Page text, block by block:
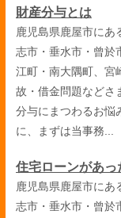
財産分与とは
鹿児島県鹿屋市にあ
志市・垂水市・曾於
江町・南大隅町、宮
故・借金問題などさ
分与にまつわるお悩
に、まずは当事務...
住宅ローンがあっ
鹿児島県鹿屋市にあ
志市・垂水市・曾於